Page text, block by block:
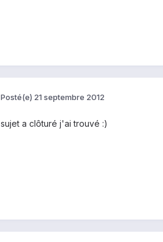
Posté(e) 21 septembre 2012
sujet a clôturé j'ai trouvé :)